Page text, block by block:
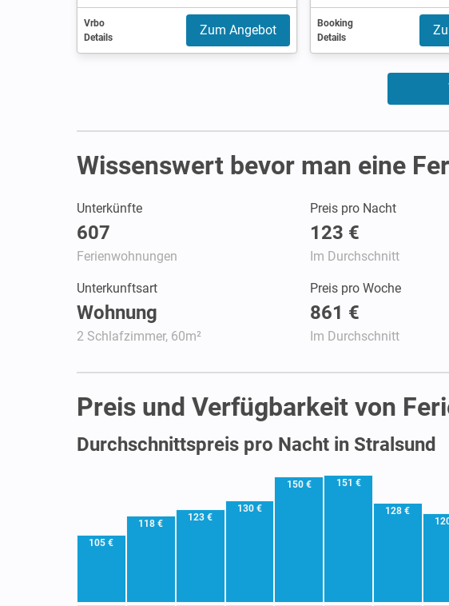
Vrbo
Details
Zum Angebot
Booking
Details
Wissenswert bevor man eine
Unterkünfte
607
Ferienwohnungen
Preis pro Nacht
123 €
Im Durchschnitt
Unterkunftsart
Wohnung
2 Schlafzimmer, 60m²
Preis pro Woche
861 €
Im Durchschnitt
Preis und Verfügbarkeit von
Durchschnittspreis pro Nacht in Stralsund
105 €
118 €
123 €
130 €
150 € 151 €
128 €